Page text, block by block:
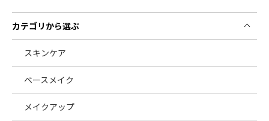
カテゴリから選ぶ
スキンケア
ベースメイク
メイクアップ